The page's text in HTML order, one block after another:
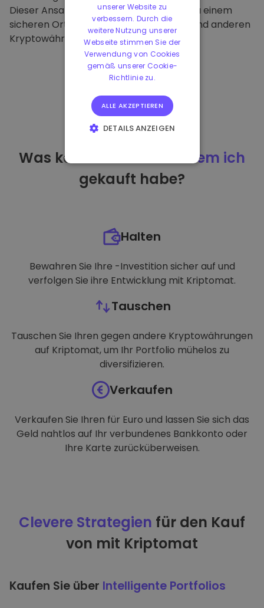
Dieser Ansatz macht unsere Plattform zu einem
sicheren Ort für die Aufbewahrung von und anderen
Kryptowährungen.
Was kann ich tun
nachdem ich
gekauft habe?
Halten
Bewahren Sie Ihre -Investition sicher auf und
verfolgen Sie ihre Entwicklung mit Kriptomat.
Tauschen
Tauschen Sie Ihren gegen andere Kryptowährungen
auf Kriptomat, um Ihr Portfolio mühelos zu
diversifizieren.
Verkaufen
Verkaufen Sie Ihren für Euro und lassen Sie sich das
Geld nahtlos auf Ihr verbundenes Bankkonto oder
Ihre Karte zurücküberweisen.
Clevere Strategien für den Kauf
von mit Kriptomat
Kaufen Sie über Intelligente Portfolios
unserer Website zu
verbessern. Durch die
weitere Nutzung unserer
Webseite stimmen Sie der
Verwendung von Cookies
gemäß unserer Cookie-
Richtlinie zu.
ALLE AKZEPTIEREN
DETAILS ANZEIGEN
PERFORMANCE